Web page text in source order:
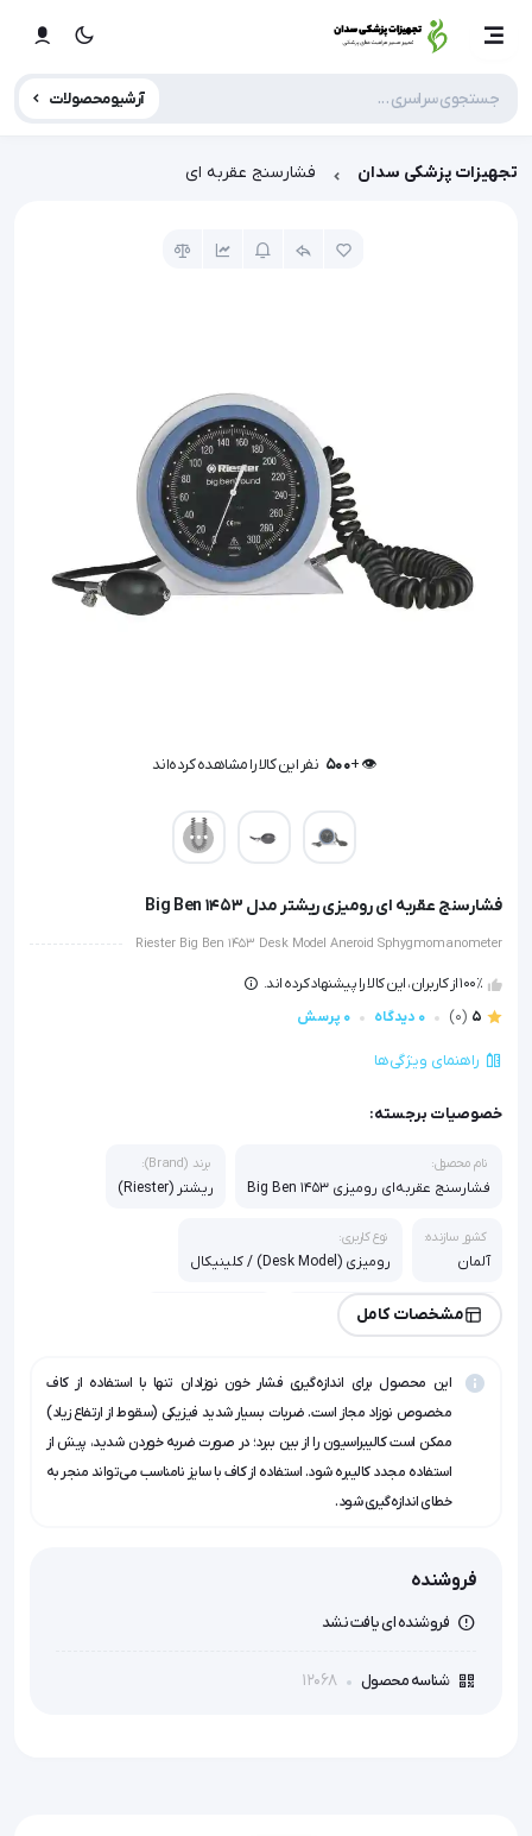
آرشیو محصولات
تجهیزات پزشکی سدان فشارسنج عقربه ای
👁️ +
500 نفر این کالا را مشاهده کرده‌اند
فشارسنج عقربه ای رومیزی ریشتر مدل Big Ben 1453
Riester Big Ben 1453 Desk Model Aneroid Sphygmomanometer
100٪ از کاربران، این کالا را پیشنهاد کرده اند.
5
(0) 0 دیدگاه 0 پرسش
راهنمای ویژگی‌ها
خصوصیات برجسته:
نام محصول:
فشارسنج عقربه‌ای رومیزی Big Ben 1453
برند (Brand):
ریشتر (Riester)
کشور سازنده:
آلمان
نوع کاربری:
رومیزی (Desk Model) / کلینیکال
دامنه اندازه‌گیری:
0 تا 300 میلی‌متر جیوه (mmHg)
جنس دیافراگم:
آلیاژ مس-بریلیوم سخت‌کاری شده
قطر صفحه نمایش:
147.2 میلی‌متر
وزن:
1300 گرم
اصالت و سلامت فیزیکی کالا
مشخصات کامل
این محصول برای اندازه‌گیری فشار خون نوزادان تنها با استفاده از کاف
مخصوص نوزاد مجاز است. ضربات بسیار شدید فیزیکی (سقوط از ارتفاع زیاد)
ممکن است کالیبراسیون را از بین ببرد؛ در صورت ضربه خوردن شدید، پیش از
استفاده مجدد کالیبره شود. استفاده از کاف با سایز نامناسب می‌تواند منجر به
خطای اندازه‌گیری شود.
فروشنده
فروشنده ای یافت نشد
شناسه محصول 12068